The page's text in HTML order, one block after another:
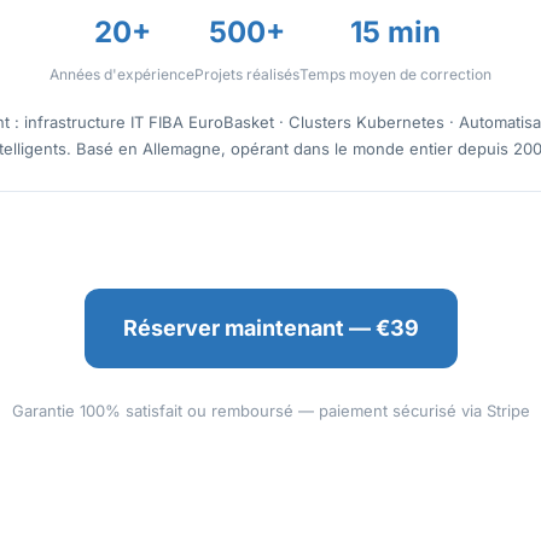
20+
Années d'expérience
500+
Projets réalisés
15 min
Temps moyen de correction
: infrastructure IT FIBA EuroBasket · Clusters Kubernetes ·
Basé en Allemagne, opérant dans le monde entier depuis
Réserver maintenant — €39
Garantie 100% satisfait ou remboursé — paiement sécurisé via Stripe